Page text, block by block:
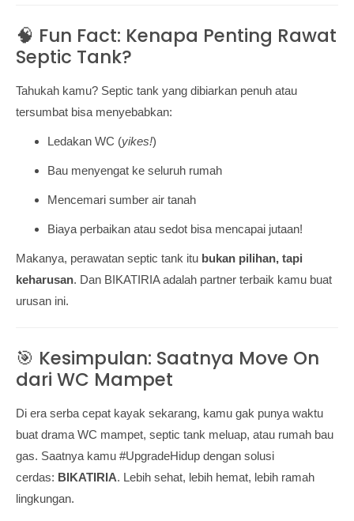
🧠 Fun Fact: Kenapa Penting Rawat
Septic Tank?
Tahukah kamu? Septic tank yang dibiarkan penuh atau
tersumbat bisa menyebabkan:
Ledakan WC (yikes!)
Bau menyengat ke seluruh rumah
Mencemari sumber air tanah
Biaya perbaikan atau sedot bisa mencapai jutaan!
Makanya, perawatan septic tank itu bukan pilihan, tapi
keharusan. Dan BIKATIRIA adalah partner terbaik kamu buat
urusan ini.
🎯 Kesimpulan: Saatnya Move On
dari WC Mampet
Di era serba cepat kayak sekarang, kamu gak punya waktu
buat drama WC mampet, septic tank meluap, atau rumah bau
gas. Saatnya kamu #UpgradeHidup dengan solusi
cerdas: BIKATIRIA. Lebih sehat, lebih hemat, lebih ramah
lingkungan.